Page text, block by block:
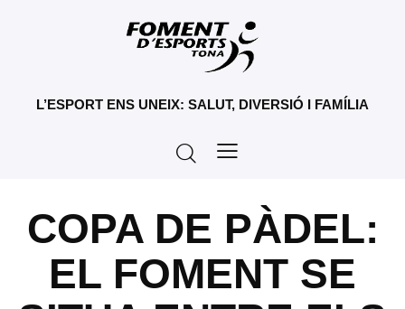
L’ESPORT ENS UNEIX: SALUT, DIVERSIÓ I FAMÍLIA
COPA DE PÀDEL:
EL FOMENT SE